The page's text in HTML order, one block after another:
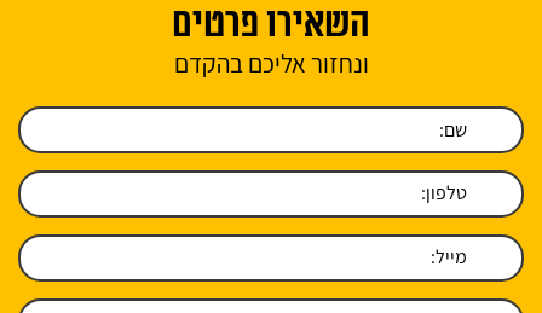
השאירו פרטים
ונחזור אליכם בהקדם